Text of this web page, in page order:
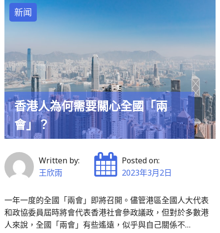
新闻
香港人為何需要關心全國「兩
會」？
Written by:
王欣雨
Posted on:
2023年3月2日
一年一度的全國「兩會」即將召開。儘管港區全國人大代表
和政協委員屆時將會代表香港社會參政議政，但對於多數港
人來說，全國「兩會」有些遙遠，似乎與自己關係不…